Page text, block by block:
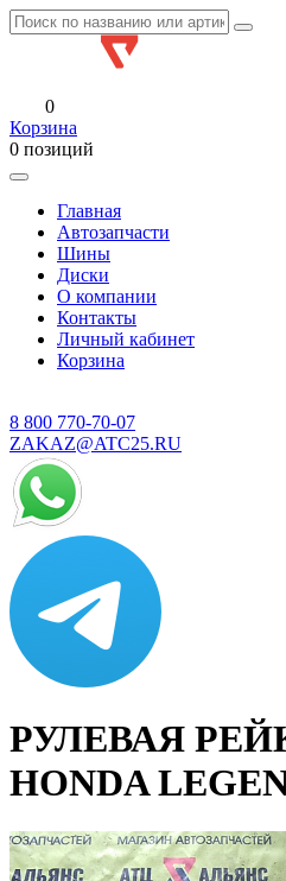
0
Корзина
0 позиций
Главная
Автозапчасти
Шины
Диски
О компании
Контакты
Личный кабинет
Корзина
8 800 770-70-07
ZAKAZ@ATC25.RU
РУЛЕВАЯ
HONDA